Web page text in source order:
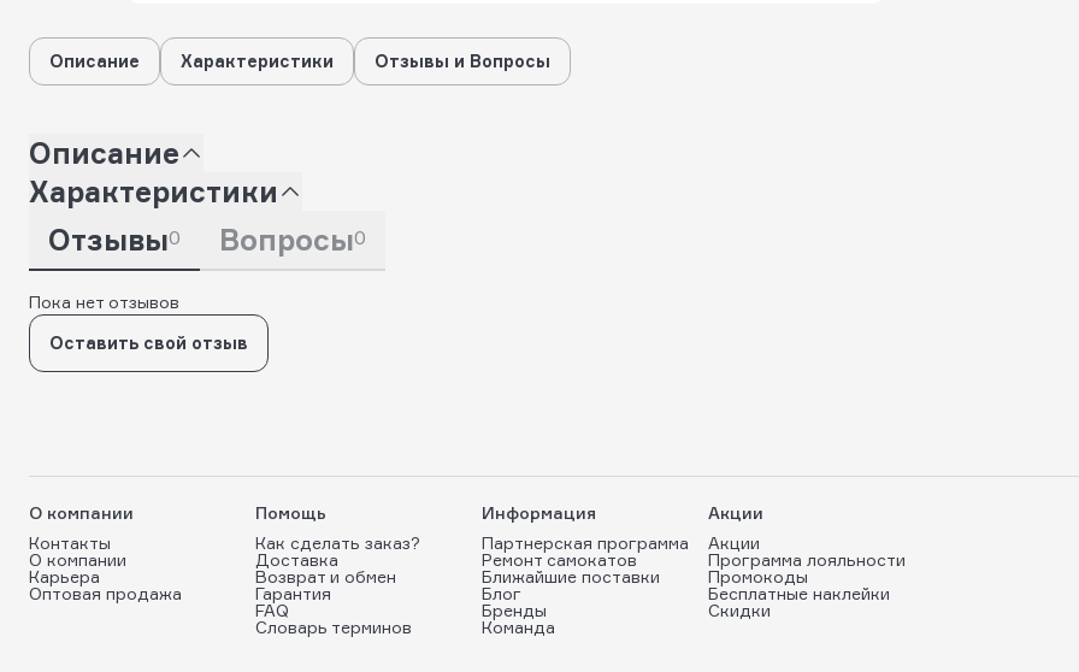
Описание Характеристики Отзывы и Вопросы
Описание
Характеристики
Отзывы0 Вопросы0
Пока нет отзывов
Оставить свой отзыв
О компании
Контакты
О компании
Карьера
Оптовая продажа
Помощь
Как сделать заказ?
Доставка
Возврат и обмен
Гарантия
FAQ
Словарь терминов
Информация
Партнерская программа
Ремонт самокатов
Ближайшие поставки
Блог
Бренды
Команда
Акции
Акции
Программа лояльности
Промокоды
Бесплатные наклейки
Скидки